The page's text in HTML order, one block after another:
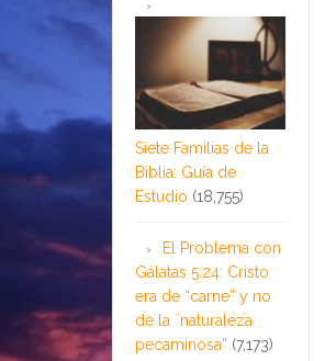
Siete Familias de la
Biblia: Guía de
Estudio (18,755)
El Problema con
Gálatas 5:24: Cristo
era de “carne” y no
de la ¨naturaleza
pecaminosa” (7,173)